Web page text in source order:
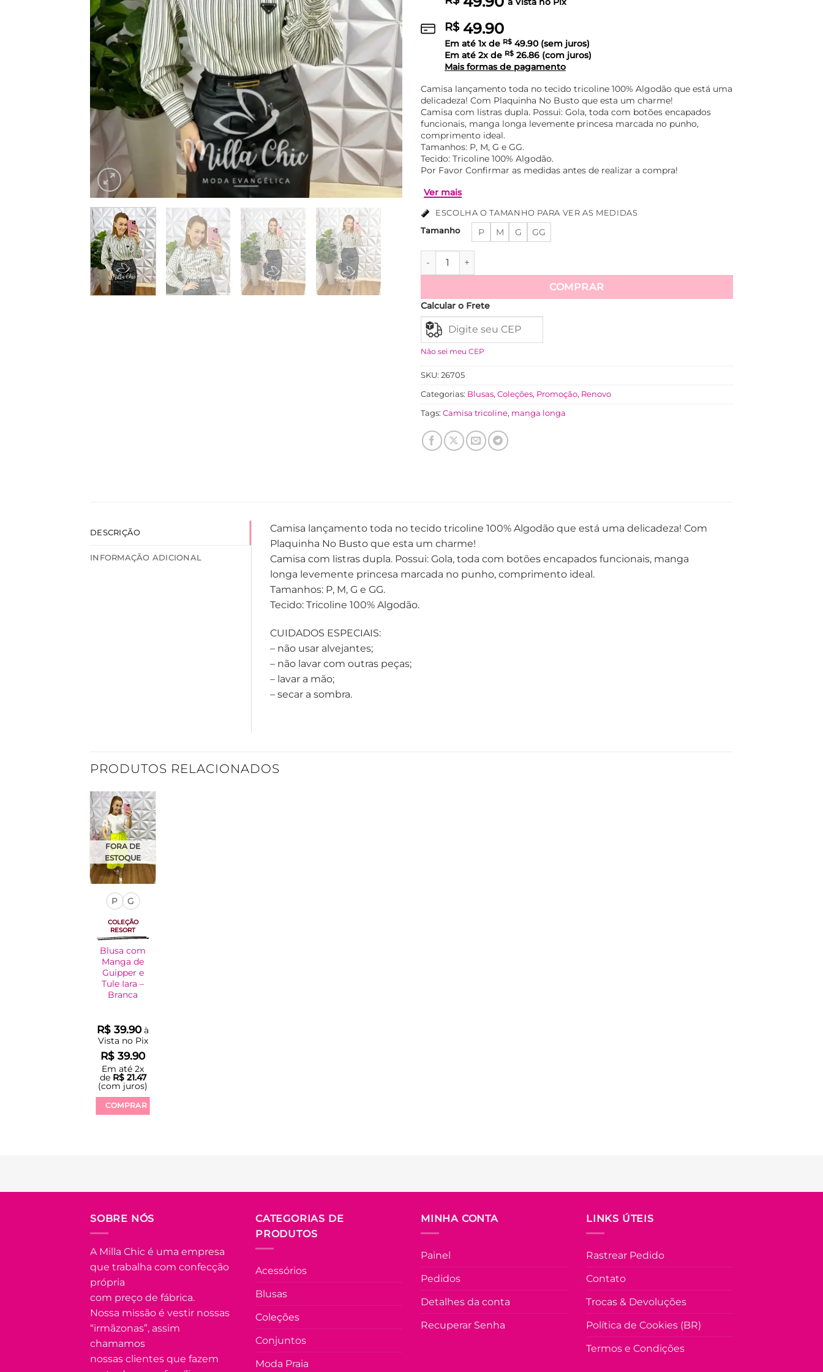
R$49.90
Em até 1x de R$ 49.90(sem juros)
Em até 2x de R$ 26.86 (com juros)
Mais formas de pagamento
Camisa lançamento toda no tecido tricoline 100% Algodão que está uma
delicadeza! Com Plaquinha No Busto que esta um charme!
Camisa com listras dupla. Possui: Gola, toda com botões encapados
funcionais, manga longa levemente princesa marcada no punho,
comprimento ideal.
Tamanhos: P, M, G e GG.
Tecido: Tricoline 100% Algodão.
Por Favor Confirmar as medidas antes de realizar a compra!
Ver mais
ESCOLHA O TAMANHO PARA VER AS MEDIDAS
Tamanho P M G GG
Camisa de Tricoline Listrada Plaquinha Bordada Patrícia - Creme Com Preto quantidade
COMPRAR
Calcular o Frete
Não sei meu CEP
SKU: 26705
Categorias: Blusas, Coleções, Promoção, Renovo
Tags: Camisa tricoline, manga longa
DESCRIÇÃO
INFORMAÇÃO ADICIONAL
Camisa lançamento toda no tecido tricoline 100% Algodão que está uma delicadeza! Com
Plaquinha No Busto que esta um charme!
Camisa com listras dupla. Possui: Gola, toda com botões encapados funcionais, manga
longa levemente princesa marcada no punho, comprimento ideal.
Tamanhos: P, M, G e GG.
Tecido: Tricoline 100% Algodão.
CUIDADOS ESPECIAIS:
– não usar alvejantes;
– não lavar com outras peças;
– lavar a mão;
– secar a sombra.
PRODUTOS RELACIONADOS
Adicionar
à Lista
FORA DE
ESTOQUE
P G
COLEÇÃO
RESORT
Blusa com
Manga de
Guipper e
Tule Iara –
Branca
R$ 39.90 à
Vista no Pix
R$ 39.90
Em até2x
de R$21.47
(com juros)
COMPRAR
As
podem
escolhidas
na
produto
ESTOQUE
P M
G
COLEÇÃO
RESORT
Camisa de
Manga
SOBRE NÓS
A Milla Chic é uma empresa
que trabalha com confecção
própria
com preço de fábrica.
Nossa missão é vestir nossas
“irmãzonas”, assim
chamamos
nossas clientes que fazem
CATEGORIAS DE
PRODUTOS
Acessórios
Blusas
Coleções
Conjuntos
Moda Praia
MINHA CONTA
Painel
Pedidos
Detalhes da conta
Recuperar Senha
LINKS ÚTEIS
Rastrear Pedido
Contato
Trocas & Devoluções
Política de Cookies (BR)
Termos e Condições